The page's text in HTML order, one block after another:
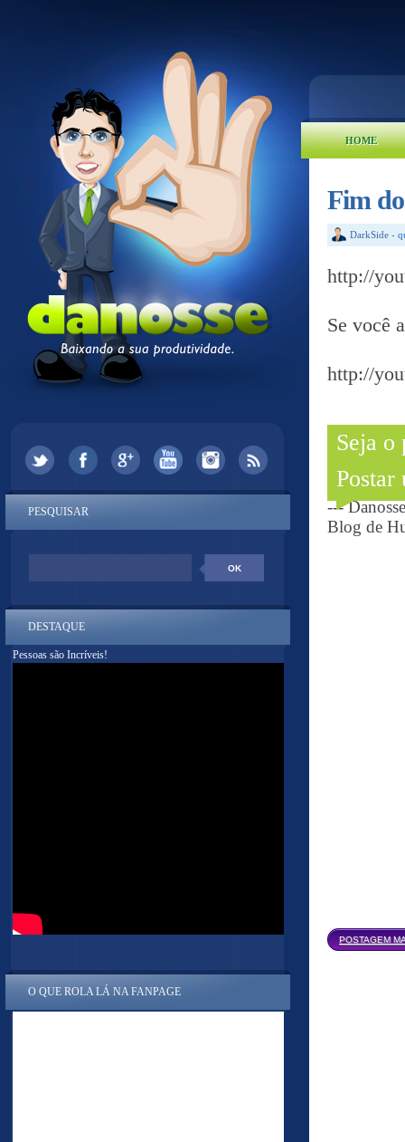
HOME
Fim
DarkSide -
http://
Se você
http://
Seja o
Postar
---
Blog de
POSTAGEM
PESQUISAR
DESTAQUE
Pessoas são Incríveis!
O QUE ROLA LÁ NA FANPAGE